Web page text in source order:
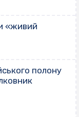
«живий
полону